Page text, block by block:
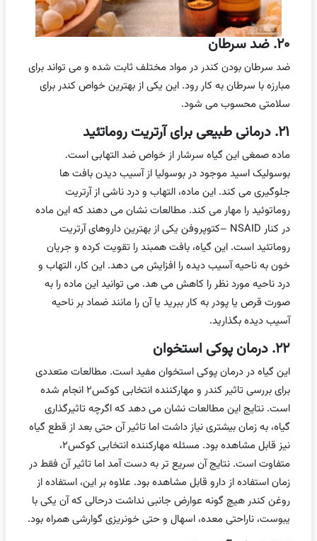
۲۰. ضد سرطان
ضد سرطان بودن کندر در مواد مختلف ثابت شده و می تواند برای
مبارزه با سرطان به کار رود. این یکی از بهترین خواص کندر برای
سلامتی محسوب می شود.
۲۱. درمانی طبیعی برای آرتریت روماتئید
ماده صمغی این گیاه سرشار از خواص ضد التهابی است.
بوسولیک اسید موجود در بوسولیا از آسیب دیدن بافت ها
جلوگیری می کند. این ماده، التهاب و درد ناشی از آرتریت
روماتوئید را مهار می کند. مطالعات نشان می دهند که این ماده
در کنار NSAID –کتوپروفن یکی از بهترین داروهای آرتریت
روماتئید است. این گیاه، بافت همبند را تقویت کرده و جریان
خون به ناحیه آسیب دیده را افزایش می دهد. این کار، التهاب و
درد ناحیه مورد نظر را کاهش می هد. می توانید این ماده را به
صورت قرص یا پودر به کار ببرید یا آن را مانند ضماد بر ناحیه
آسیب دیده بگذارید.
۲۲. درمان پوکی استخوان
این گیاه در درمان پوکی استخوان مفید است. مطالعات متعددی
برای بررسی تاثیر کندر و مهارکننده انتخابی کوکس۲ انجام شده
است. نتایج این مطالعات نشان می دهد که اگرچه تاثیرگذاری
گیاه، به زمان بیشتری نیاز داشت اما تاثیر آن حتی بعد از قطع گیاه
نیز قابل مشاهده بود. مسئله مهارکننده انتخابی کوکس۲،
متفاوت است. نتایج آن سریع تر به دست آمد اما تاثیر آن فقط در
زمان استفاده از دارو قابل مشاهده بود. علاوه بر این، استفاده از
روغن کندر هیچ گونه عوارض جانبی نداشت درحالی که آن یکی با
یبوست، ناراحتی معده، اسهال و حتی خونریزی گوارشی همراه بود.